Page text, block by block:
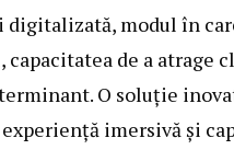
modul în
de a
O soluție
imersivă și